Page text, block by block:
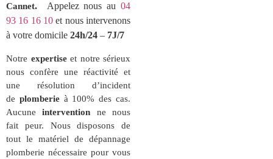
Cannet. Appelez nous au04
93 16 16 10 et nous intervenons
à votre domicile 24h/24 – 7J/7
Notre expertiseet notre sérieux
nous confère une réactivité et
une résolution d’incident
de plomberieà 100% des cas.
Aucuneintervention ne nous
fait peur. Nous disposons de
tout le matériel de dépannage
plomberie nécessaire pour vous